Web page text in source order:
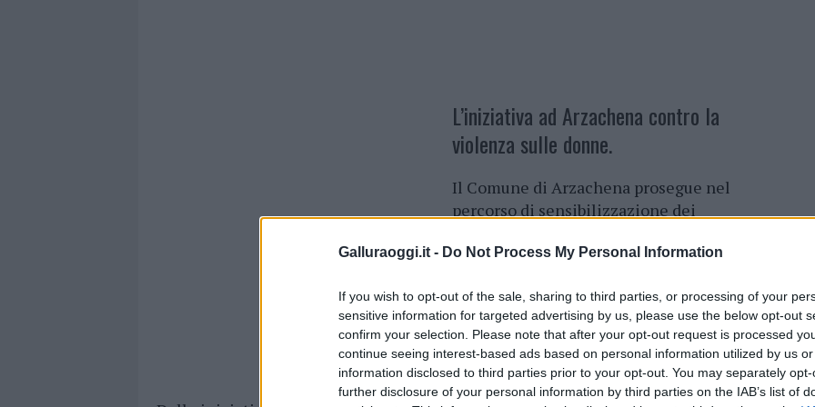
Galluraoggi.it - Do Not Process My Personal Information
If you wish to opt-out of the sale, sharing to third parties, or processing of your
sensitive information for targeted advertising by us, please use the below opt-out
confirm your selection. Please note that after your opt-out request is processed
continue seeing interest-based ads based on personal information utilized by us
information disclosed to third parties prior to your opt-out. You may separately
further disclosure of your personal information by third parties on the IAB’s list of
L’iniziativa ad Arzachena contro la
violenza sulle donne.
Il Comune di Arzachena prosegue nel
percorso di sensibilizzazione dei
donnein occasione della Giornata
Giovedì 25 novembre, alle 15 e 30,
l’auditorium comunale ospita il
convegno “La Violenza sulle donne:
implicazioni psicologiche e sociali”.